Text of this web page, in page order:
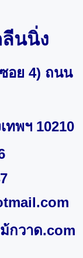
นนิ่ง
อย 4) ถนน
ทพฯ 10210
กวาด.com